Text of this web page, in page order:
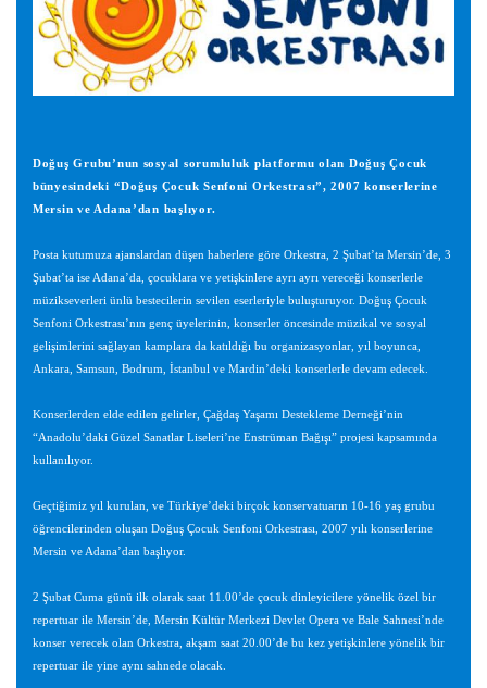
Doğuş Grubu’nun sosyal sorumluluk platformu olan Doğuş Çocuk
bünyesindeki “Doğuş Çocuk Senfoni Orkestrası”, 2007 konserlerine
Mersin ve Adana’dan başlıyor.
Posta kutumuza ajanslardan düşen haberlere göre Orkestra, 2 Şubat’ta Mersin’de, 3
Şubat’ta ise Adana’da, çocuklara ve yetişkinlere ayrı ayrı vereceği konserlerle
müzikseverleri ünlü bestecilerin sevilen eserleriyle buluşturuyor. Doğuş Çocuk
Senfoni Orkestrası’nın genç üyelerinin, konserler öncesinde müzikal ve sosyal
gelişimlerini sağlayan kamplara da katıldığı bu organizasyonlar, yıl boyunca,
Ankara, Samsun, Bodrum, İstanbul ve Mardin’deki konserlerle devam edecek.
Konserlerden elde edilen gelirler, Çağdaş Yaşamı Destekleme Derneği’nin
“Anadolu’daki Güzel Sanatlar Liseleri’ne Enstrüman Bağışı” projesi kapsamında
kullanılıyor.
Geçtiğimiz yıl kurulan, ve Türkiye’deki birçok konservatuarın 10-16 yaş grubu
öğrencilerinden oluşan Doğuş Çocuk Senfoni Orkestrası, 2007 yılı konserlerine
Mersin ve Adana’dan başlıyor.
2 Şubat Cuma günü ilk olarak saat 11.00’de çocuk dinleyicilere yönelik özel bir
repertuar ile Mersin’de, Mersin Kültür Merkezi Devlet Opera ve Bale Sahnesi’nde
konser verecek olan Orkestra, akşam saat 20.00’de bu kez yetişkinlere yönelik bir
repertuar ile yine aynı sahnede olacak.